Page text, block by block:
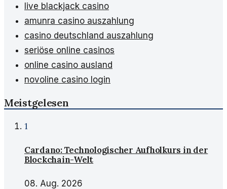
live blackjack casino
amunra casino auszahlung
casino deutschland auszahlung
seriöse online casinos
online casino ausland
novoline casino login
Meistgelesen
1
Cardano: Technologischer Aufholkurs in der
Blockchain-Welt
08. Aug. 2026